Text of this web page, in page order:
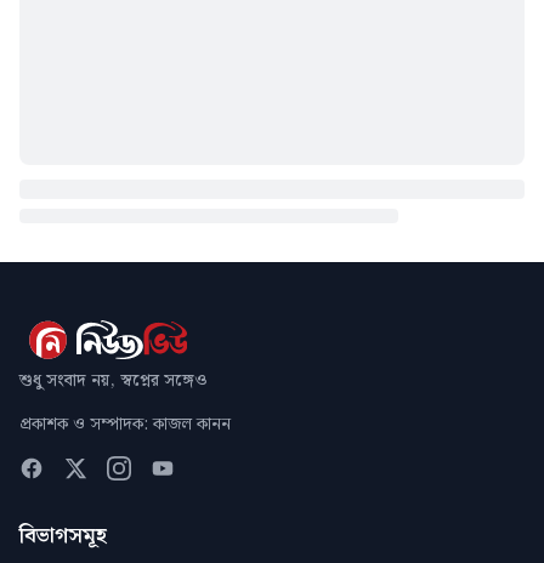
শুধু সংবাদ নয়, স্বপ্নের সঙ্গেও
প্রকাশক ও সম্পাদক: কাজল কানন
বিভাগসমূহ